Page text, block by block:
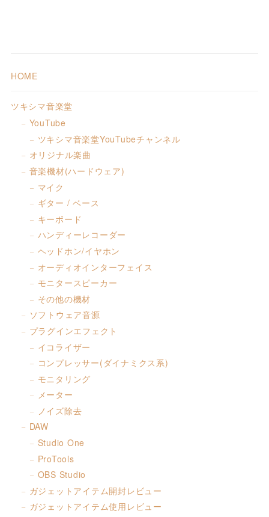
HOME
ツキシマ音楽堂
YouTube
ツキシマ音楽堂YouTubeチャンネル
オリジナル楽曲
音楽機材(ハードウェア)
マイク
ギター / ベース
キーボード
ハンディーレコーダー
ヘッドホン/イヤホン
オーディオインターフェイス
モニタースピーカー
その他の機材
ソフトウェア音源
プラグインエフェクト
イコライザー
コンプレッサー(ダイナミクス系)
モニタリング
メーター
ノイズ除去
DAW
Studio One
ProTools
OBS Studio
ガジェットアイテム開封レビュー
ガジェットアイテム使用レビュー